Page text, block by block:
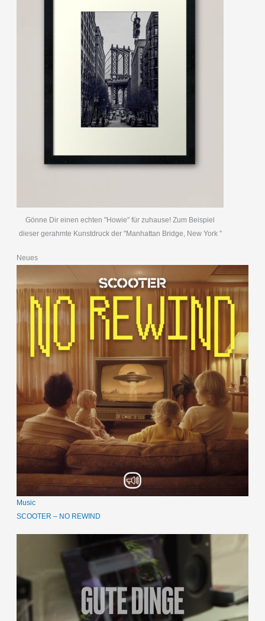
Gönne Dir einen echten "Howie" für zuhause! Zum Beispiel
dieser gerahmte Kunstdruck der "Manhattan Bridge, New York "
Neues
Music
SCOOTER – NO REWIND